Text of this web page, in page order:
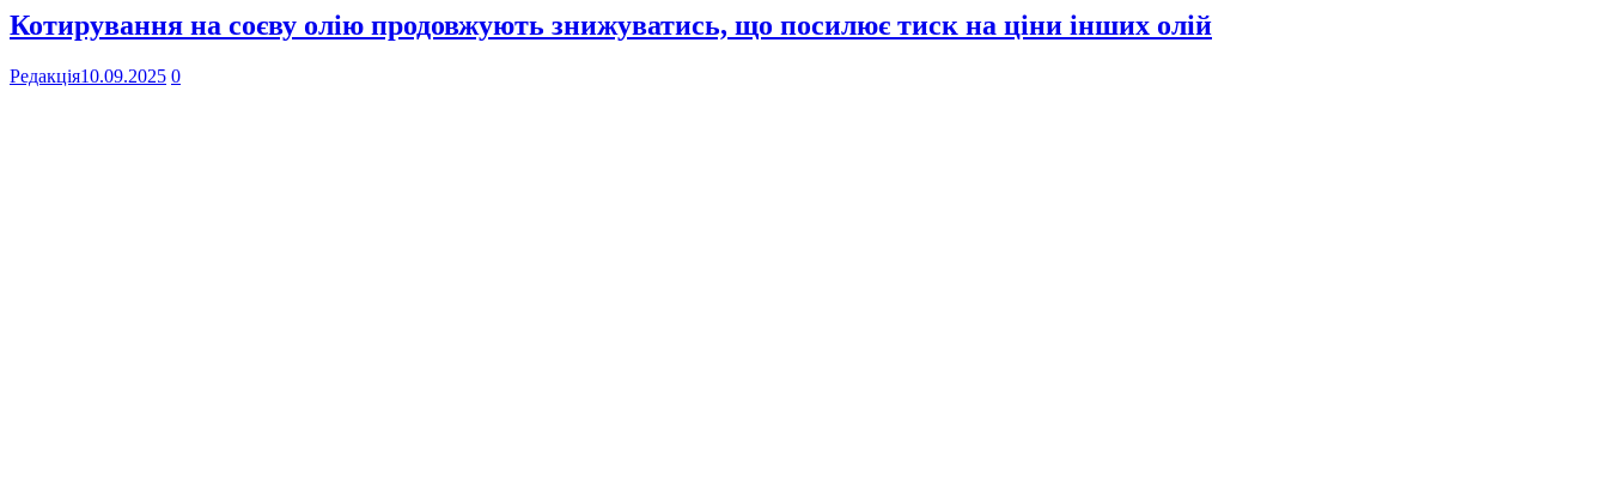
Котирування на соєву олію продовжують знижуватись, що посилює тиск на ціни інших олій
Редакція10.09.2025 0